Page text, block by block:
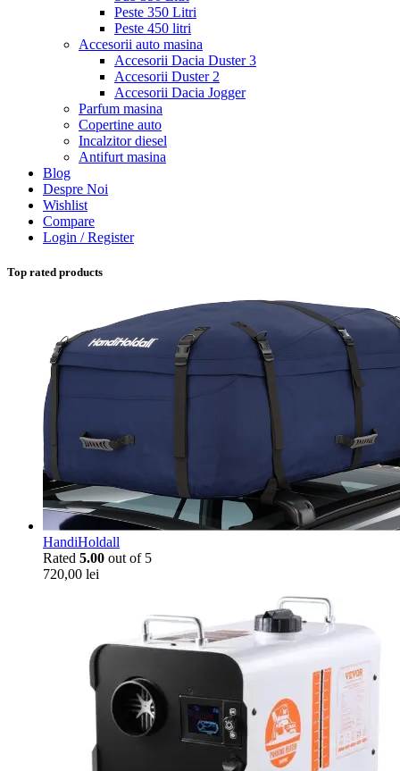
Peste 350 Litri
Peste 450 litri
Accesorii auto masina
Accesorii Dacia Duster 3
Accesorii Duster 2
Accesorii Dacia Jogger
Parfum masina
Copertine auto
Incalzitor diesel
Antifurt masina
Blog
Despre Noi
Wishlist
Compare
Login / Register
Top rated products
HandiHoldall
Rated 5.00 out of 5
720,00 lei